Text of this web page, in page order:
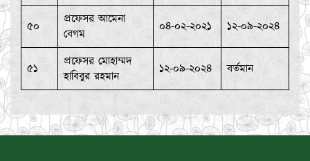
৫০
প্রফেসর আমেনা
বেগম
০৪-০২-২০২১ ১২-০৯-২০২৪
৫১
প্রফেসর মোহাম্মদ
হাবিবুর রহমান
১২-০৯-২০২৪ বর্তমান